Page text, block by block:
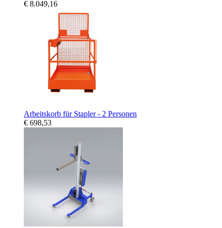
€ 8.049,16
Arbeitskorb für Stapler - 2 Personen
€ 698,53